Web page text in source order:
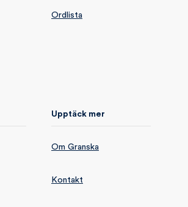
Ordlista
Upptäck mer
Om Granska
Kontakt